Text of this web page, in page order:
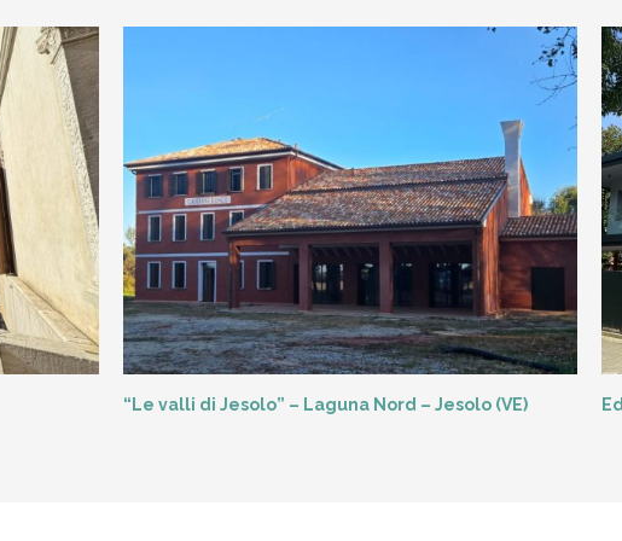
“Le valli di Jesolo” – Laguna Nord – Jesolo (VE)